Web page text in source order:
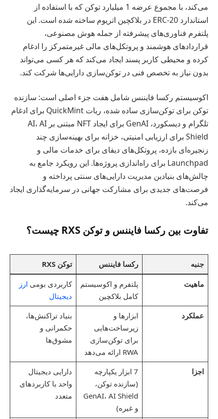
می‌کند، با مجموع عرضه 1 میلیارد توکن که با استفاده از
استاندارد ERC-20 در بلاکچین اتریوم ساخته شده است. این
پلتفرم فناوری‌های پیشرفته از جمله هوش مصنوعی،
قراردادهای هوشمند و پروتکل‌های مالی غیرمتمرکز را ادغام
کرده و محیطی کاربر پسند ایجاد می‌کند که هر کسی می‌تواند
بدون نیاز به تخصص فنی در توکن‌سازی دارایی‌ها شرکت کند.
اکوسیستم رکسا فایننس شامل هفت جزء اصلی است: سازنده
توکن برای توکن‌سازی ساده شده، ربات QuickMint برای ادغام
تلگرام و دیسکورد، GenAI برای ایجاد NFT مبتنی بر AI، AI
Shield برای ارزیابی امنیتی، خزانه برای بهینه‌سازی چند
زنجیره‌ای بازده، پروتکل‌های دیفای برای خدمات مالی و
Launchpad برای راه‌اندازی پروژه‌ها. این رویکرد جامع به
چالش‌های بنیادین مدیریت دارایی‌های سنتی پرداخته و
فرصت‌های جدیدی برای مشارکت جهانی در سرمایه‌گذاری ایجاد
می‌کند.
تفاوت بین رکسا فایننس و توکن RXS چیست؟
جنبه رکسا فایننس توکن RXS
ماهیت
پلتفرم و اکوسیستم
کامل بلاکچین
کاربردی بومی ارز
دیجیتال
عملکرد
ابزارها و
زیرساخت‌هایی
برای توکن‌سازی
RWA ارائه می‌دهد
بنیاد تراکنش‌ها،
حکمرانی و
مشوق‌ها
اجزا
7 ابزار یکپارچه
(سازنده توکن،
GenAI، AI Shield
و غیره)
دارایی دیجیتال
واحد با کاربردهای
متعدد